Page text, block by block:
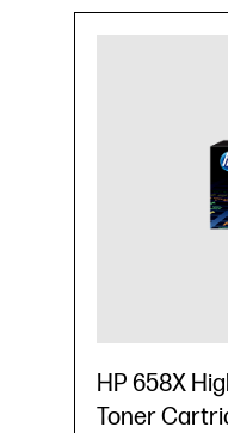
HP 658X
Toner